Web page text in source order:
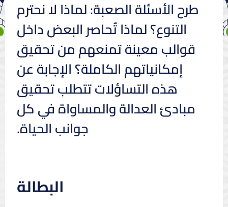
طرح الأسئلة الصعبة: لماذا لا نحترم
التنوع؟ لماذا تُحاصر البعض داخل
قوالب معينة تمنعهم من تحقيق
إمكانياتهم الكاملة؟ الإجابة عن
هذه التساؤلات تتطلب تحقيق
مبادئ العدالة والمساواة في كل
جوانب الحياة.
البطالة